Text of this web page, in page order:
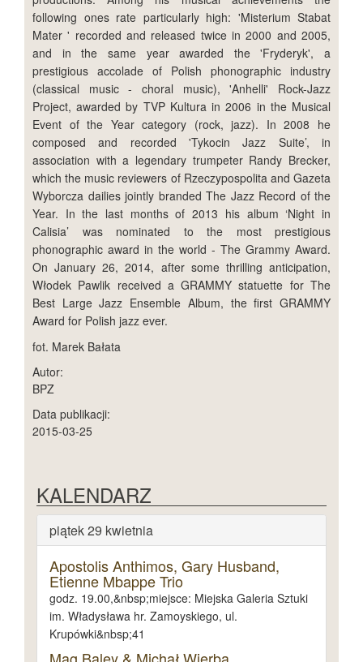
following ones rate particularly high: 'Misterium Stabat
Mater ' recorded and released twice in 2000 and 2005,
and in the same year awarded the 'Fryderyk', a
prestigious accolade of Polish phonographic industry
(classical music - choral music), 'Anhelli' Rock-Jazz
Project, awarded by TVP Kultura in 2006 in the Musical
Event of the Year category (rock, jazz). In 2008 he
composed and recorded 'Tykocin Jazz Suite’, in
association with a legendary trumpeter Randy Brecker,
which the music reviewers of Rzeczypospolita and Gazeta
Wyborcza dailies jointly branded The Jazz Record of the
Year. In the last months of 2013 his album ‘Night in
Calisia’ was nominated to the most prestigious
phonographic award in the world - The Grammy Award.
On January 26, 2014, after some thrilling anticipation,
Włodek Pawlik received a GRAMMY statuette for The
Best Large Jazz Ensemble Album, the first GRAMMY
Award for Polish jazz ever.
fot. Marek Bałata
Autor:
BPZ
Data publikacji:
2015-03-25
KALENDARZ
piątek 29 kwietnia
Apostolis Anthimos, Gary Husband,
Etienne Mbappe Trio
godz. 19.00,&nbsp;miejsce: Miejska Galeria Sztuki
im. Władysława hr. Zamoyskiego, ul.
Krupówki&nbsp;41